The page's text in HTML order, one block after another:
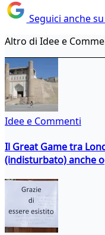
Seguici anche
Altro di Idee e
Idee e Commenti
Il Great Game tra
(indisturbato) anche